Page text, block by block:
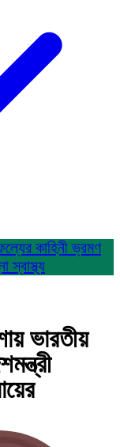
কাহিনীভ্রমণ
স্বাস্থ্য
ভারতীয়